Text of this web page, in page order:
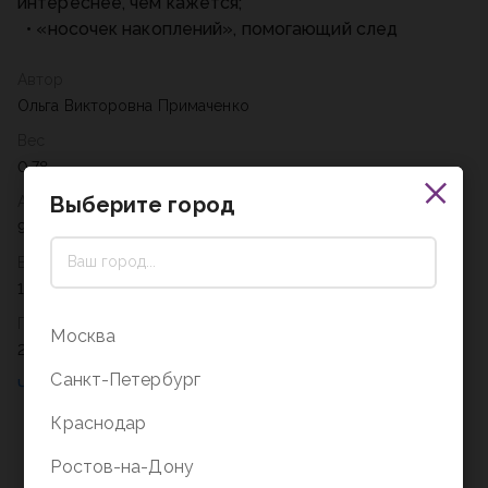
Ольга Викторовна Примаченко
0,78
Артикул
978-5-04-122424-0
Возрастное ограничение
16+
2021
• «носочек накоплений», помогающий след
Выберите город
Москва
Санкт-Петербург
Краснодар
Ростов-на-Дону